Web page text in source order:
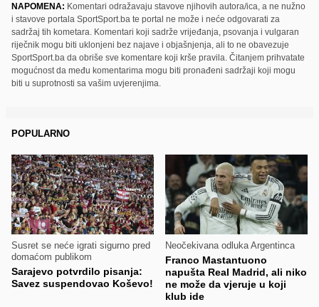
NAPOMENA: Komentari odražavaju stavove njihovih autora/ica, a ne nužno
i stavove portala SportSport.ba te portal ne može i neće odgovarati za
sadržaj tih kometara. Komentari koji sadrže vrijeđanja, psovanja i vulgaran
riječnik mogu biti uklonjeni bez najave i objašnjenja, ali to ne obavezuje
SportSport.ba da obriše sve komentare koji krše pravila. Čitanjem prihvatate
mogućnost da među komentarima mogu biti pronađeni sadržaji koji mogu
biti u suprotnosti sa vašim uvjerenjima.
POPULARNO
Susret se neće igrati sigurno pred
domaćom publikom
Sarajevo potvrdilo pisanja:
Savez suspendovao Koševo!
Neočekivana odluka Argentinca
Franco Mastantuono
napušta Real Madrid, ali niko
ne može da vjeruje u koji
klub ide